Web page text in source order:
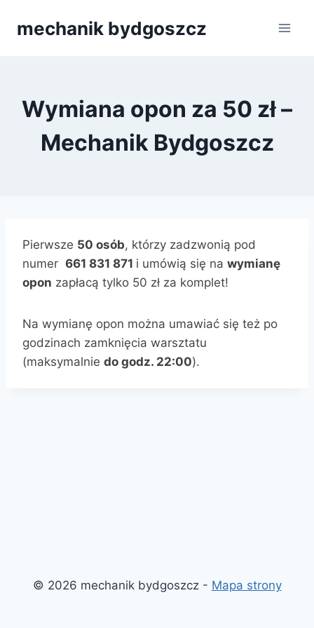
mechanik bydgoszcz
Wymiana opon za 50 zł –
Mechanik Bydgoszcz
Pierwsze 50 osób, którzy zadzwonią pod
numer 661 831 871 i umówią się na wymianę
opon zapłacą tylko 50 zł za komplet!
Na wymianę opon można umawiać się też po
godzinach zamknięcia warsztatu
(maksymalnie do godz. 22:00).
© 2026 mechanik bydgoszcz - Mapa strony